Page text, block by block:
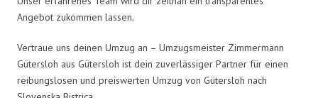
Angebot zukommen lassen.
Vertraue uns deinen Umzug an – Umzugsmeister Zimmermann
Gütersloh aus Gütersloh ist dein zuverlässiger Partner für einen
reibungslosen und preiswerten Umzug von Gütersloh nach